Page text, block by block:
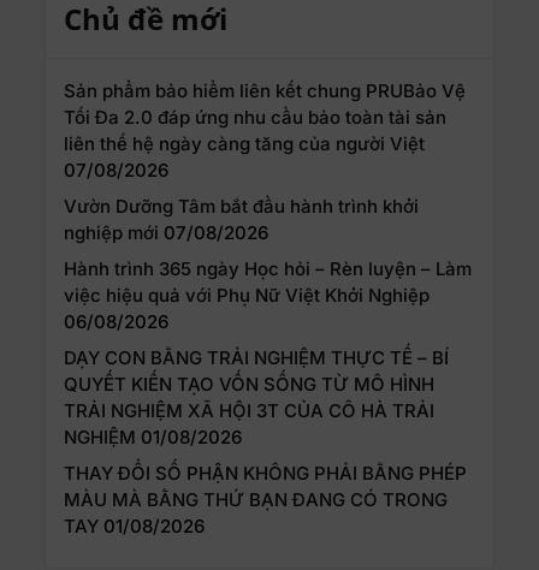
Chủ đề mới
Sản phẩm bảo hiểm liên kết chung PRUBảo Vệ
Tối Đa 2.0 đáp ứng nhu cầu bảo toàn tài sản
liên thế hệ ngày càng tăng của người Việt
07/08/2026
Vườn Dưỡng Tâm bắt đầu hành trình khởi
nghiệp mới 07/08/2026
Hành trình 365 ngày Học hỏi – Rèn luyện – Làm
việc hiệu quả với Phụ Nữ Việt Khởi Nghiệp
06/08/2026
DẠY CON BẰNG TRẢI NGHIỆM THỰC TẾ – BÍ
QUYẾT KIẾN TẠO VỐN SỐNG TỪ MÔ HÌNH
TRẢI NGHIỆM XÃ HỘI 3T CỦA CÔ HÀ TRẢI
NGHIỆM 01/08/2026
THAY ĐỔI SỐ PHẬN KHÔNG PHẢI BẰNG PHÉP
MÀU MÀ BẰNG THỨ BẠN ĐANG CÓ TRONG
TAY 01/08/2026